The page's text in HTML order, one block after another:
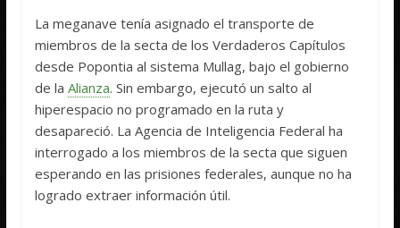
La meganave tenía asignado el transporte de
miembros de la secta de los Verdaderos Capítulos
desde Popontia al sistema Mullag, bajo el gobierno
de laAlianza. Sin embargo, ejecutó un salto al
hiperespacio no programado en la ruta y
desapareció. La Agencia de Inteligencia Federal ha
interrogado a los miembros de la secta que siguen
esperando en las prisiones federales, aunque no ha
logrado extraer información útil.